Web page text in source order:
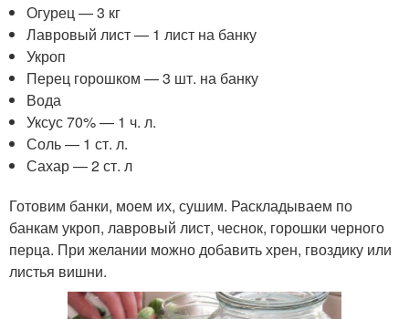
Огурец — 3 кг
Лавровый лист — 1 лист на банку
Укроп
Перец горошком — 3 шт. на банку
Вода
Уксус 70% — 1 ч. л.
Соль — 1 ст. л.
Сахар — 2 ст. л
Готовим банки, моем их, сушим. Раскладываем по
банкам укроп, лавровый лист, чеснок, горошки черного
перца. При желании можно добавить хрен, гвоздику или
листья вишни.